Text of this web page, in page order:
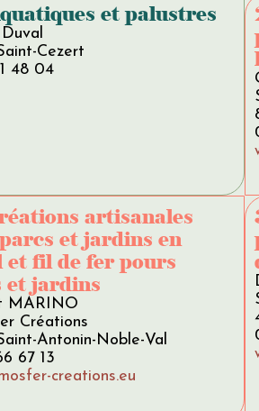
et palustres
Cezert
48 04
artisanales
et jardins en
et fil de fer pours
et jardins
MARINO
Créations
Antonin-Noble-Val
67 13
creations.eu